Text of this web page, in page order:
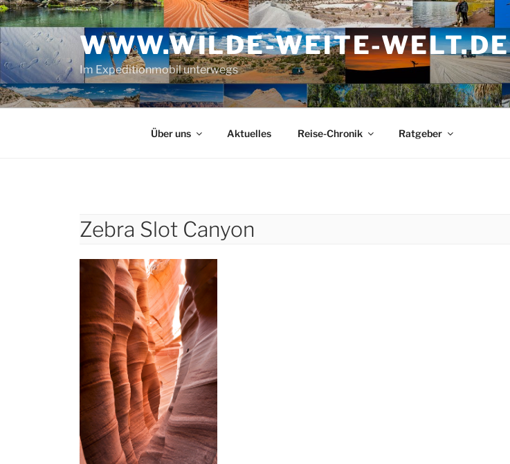
Zum
Inhalt
springen
WWW.WILDE-WEITE-WELT.DE
Im Expeditionmobil unterwegs
Über uns Aktuelles Reise-Chronik Ratgeber
Zebra Slot Canyon